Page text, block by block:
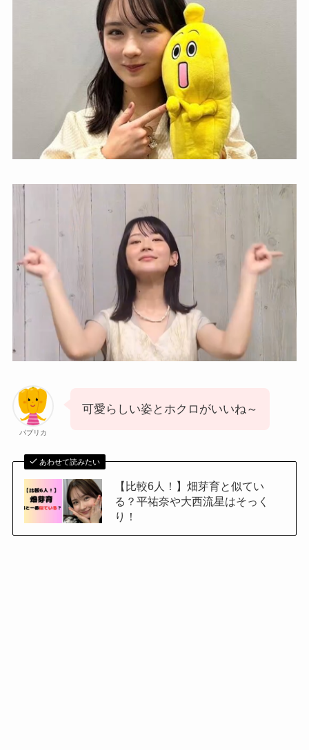
パプリカ
可愛らしい姿とホクロがいいね～
あわせて読みたい
【比較6人！】畑芽育と似てい
る？平祐奈や大西流星はそっく
り！